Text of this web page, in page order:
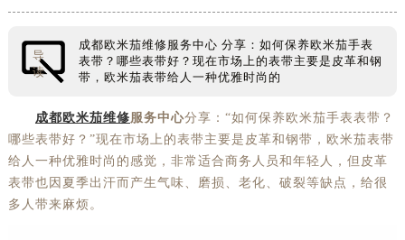
导
读
成都欧米茄维修服务中心 分享：如何保养欧米茄手表
表带？哪些表带好？现在市场上的表带主要是皮革和钢
带，欧米茄表带给人一种优雅时尚的
成都欧米茄维修服务中心分享：“如何保养欧米茄手表表带？
哪些表带好？”现在市场上的表带主要是皮革和钢带，欧米茄表带
给人一种优雅时尚的感觉，非常适合商务人员和年轻人，但皮革
表带也因夏季出汗而产生气味、磨损、老化、破裂等缺点，给很
多人带来麻烦。